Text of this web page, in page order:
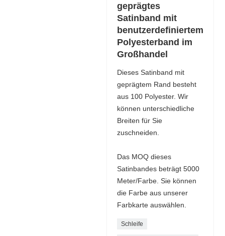
geprägtes
Satinband mit
benutzerdefiniertem
Polyesterband im
Großhandel
Dieses Satinband mit
geprägtem Rand besteht
aus 100 Polyester. Wir
können unterschiedliche
Breiten für Sie
zuschneiden.
Das MOQ dieses
Satinbandes beträgt 5000
Meter/Farbe. Sie können
die Farbe aus unserer
Farbkarte auswählen.
Schleife